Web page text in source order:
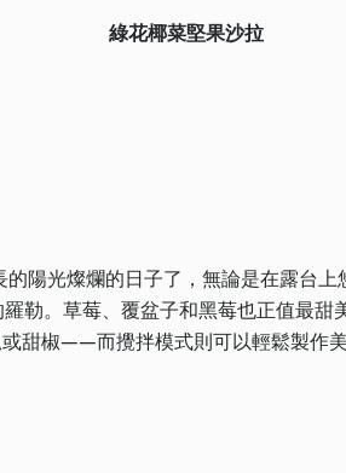
綠花椰菜堅果沙拉
陽光燦爛的日子了，無論是在露台
勒。草莓、覆盆子和黑莓也正值最
椒——而攪拌模式則可以輕鬆製作美